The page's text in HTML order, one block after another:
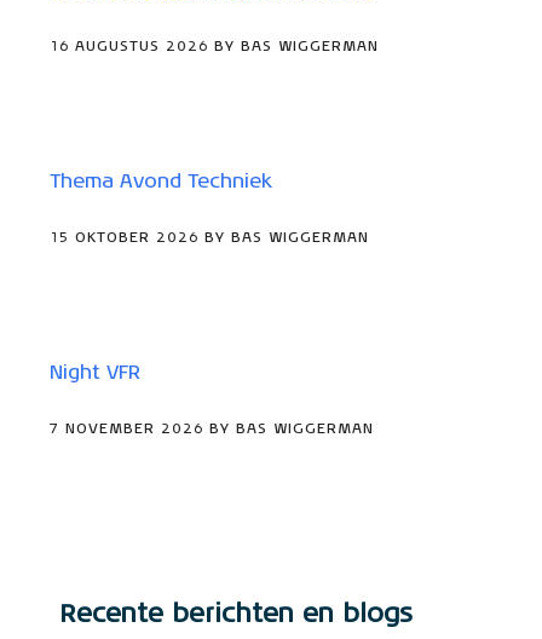
16 AUGUSTUS 2026 BY BAS WIGGERMAN
Thema Avond Techniek
15 OKTOBER 2026 BY BAS WIGGERMAN
Night VFR
7 NOVEMBER 2026 BY BAS WIGGERMAN
Recente berichten en blogs